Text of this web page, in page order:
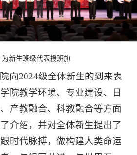
为新生班级代表授班旗
向2024级全体新生的到来表
院教学环境、专业建设、日
产教融合、科教融合等方面
介绍，并对全体新生提出了
时代脉搏，做构建人类命运